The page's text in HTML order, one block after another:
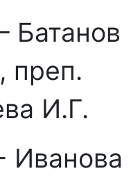
Батанов
преп.
И.Г.
Иванова